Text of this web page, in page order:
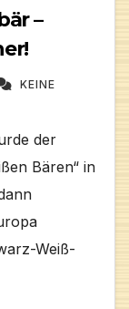
–
KEINE
der
Bären“ in
Weiß-